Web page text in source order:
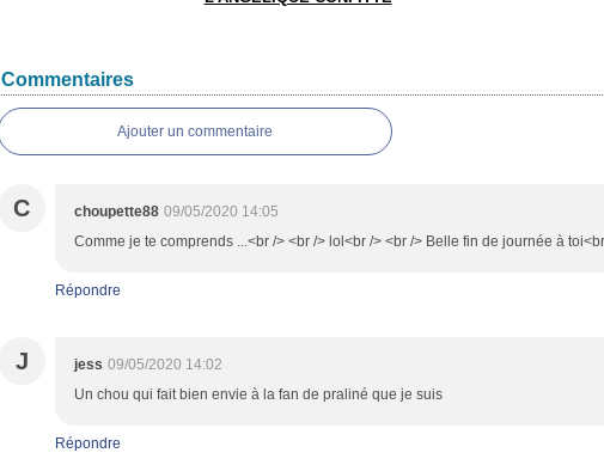
Commentaires
Ajouter un commentaire
C choupette88 09/05/2020 14:05
Comme je te comprends ...<br /> <br /> lol<br /> <br /> Belle fin de journée à
Répondre
J jess 09/05/2020 14:02
Un chou qui fait bien envie à la fan de praliné que je suis
Répondre